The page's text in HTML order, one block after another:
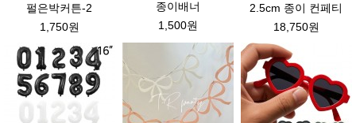
펄은박커튼-2
1,750원
종이배너
1,500원
2.5cm 종이 컨페티
18,750원